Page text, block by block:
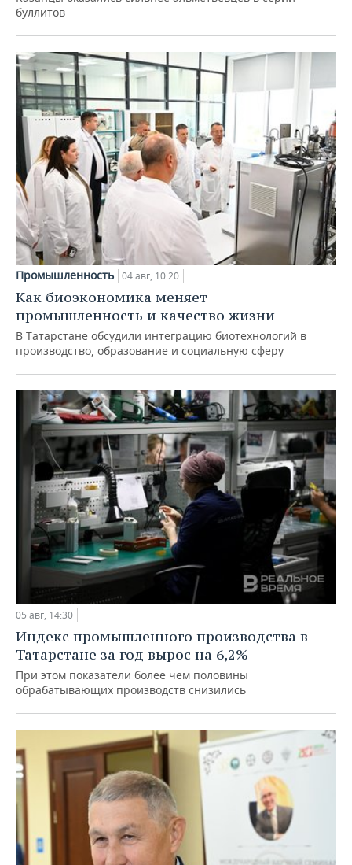
буллитов
Промышленность 04 авг, 10:20
Как биоэкономика меняет
промышленность и качество жизни
В Татарстане обсудили интеграцию биотехнологий в
производство, образование и социальную сферу
05 авг, 14:30
Индекс промышленного производства в
Татарстане за год вырос на 6,2%
При этом показатели более чем половины
обрабатывающих производств снизились